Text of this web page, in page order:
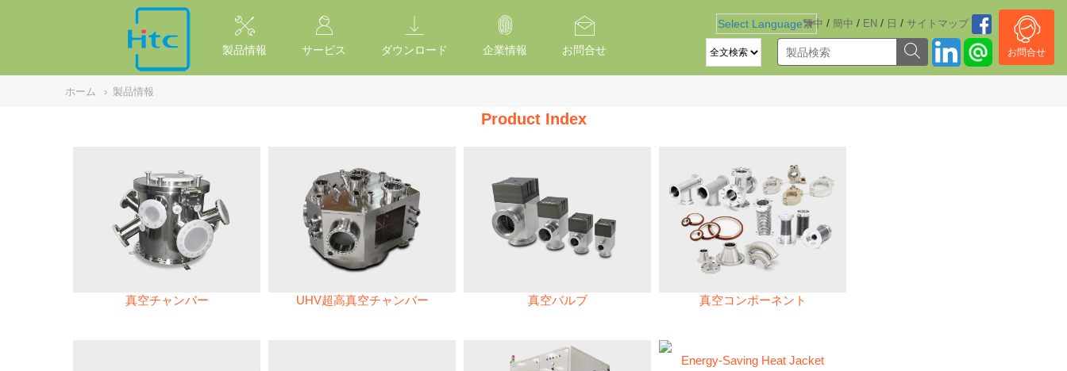
繁中 / 簡中 / EN / 日 / サイトマッブ
Select Language ▼
お問合せ
製品情報 サービス ダウンロード 企業情報 お問合せ
ホーム › 製品情報
Product Index
真空チャンバー UHV超高真空チャンバー 真空バルブ 真空コンポーネント
Energy-Saving Heat Jacket